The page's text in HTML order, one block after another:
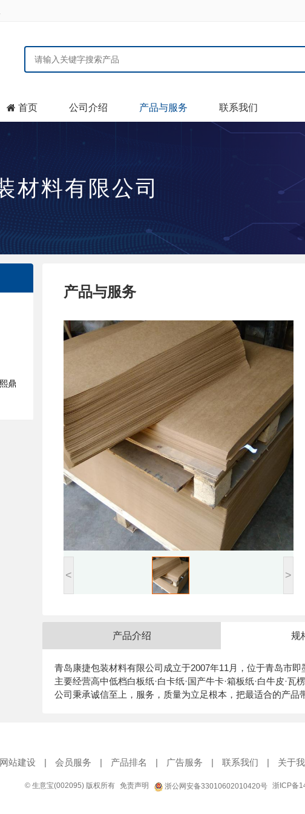
 首页 公司介绍 产品与服务 联系我们
材料有限公司
鼎
产品与服务
< >
产品介绍 规
青岛康捷包装材料有限公司成立于2007年11月，位于青岛市即
主要经营高中低档白板纸·白卡纸·国产牛卡·箱板纸·白牛皮·瓦
公司秉承诚信至上，服务，质量为立足根本，把最适合的产品
网站建设 | 会员服务 | 产品排名 | 广告服务 | 联系我们 | 关于
© 生意宝(002095) 版权所有 免责声明 浙公网安备33010602010420号 浙ICP备